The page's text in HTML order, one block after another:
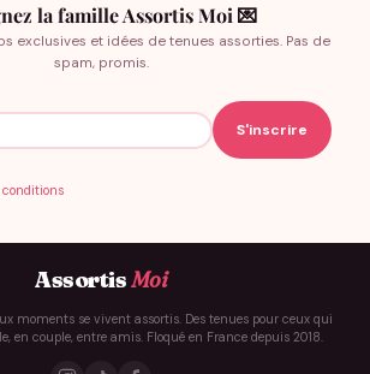
la famille Assortis Moi 💌
exclusives et idées de tenues assorties. Pas de
spam, promis.
AssortisMoi
moments se vivent assortis. Des tenues pour ceux qui
en couple, entre amis. Floqué en France depuis 2018.